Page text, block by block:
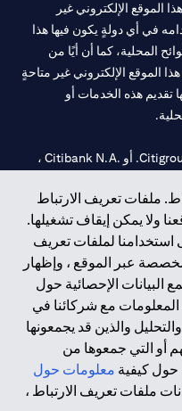
ملفات تعريف الارتباط
ولا يمكن إيقاف تشغيلها.
استخدامنا لملفات تعريف
مخصصة عبر الموقع ، وإظهار
البيانات الإحصائية حول
مع شركائنا في
والذين قد يجمعونها
أو التي جمعوها من
حول كيفية معلومات حول
ملفات تعريف الارتباط ،
الموقع الإلكتروني غير
في أي دولةٍ يكون فيها هذا
المحلية، كما أن أيًا من
الموقع الإلكتروني غير متاحةٍ
تقديم هذه الخدمات أو
سيتي بنك هي علامة خدمة لشركة Citigroup Inc. أو .Citibank N.A ،
الإمارات المركزي تحت
أرقام التراخيص 202563 لفرع الوصل في دبي، 531989 لفرع مول
هاتف: 4000 311 04.
المتحدة مرخص من مصرف
أجنبي.
مرخص من هيئة الأوراق المالية
والسلع في الإمارات العربية المتحدة ("SCA") للقيام بالنشاط المالي لـ أ)
بموجب ترخيص رقم
في الأسواق الدولية بموجب ترخيص